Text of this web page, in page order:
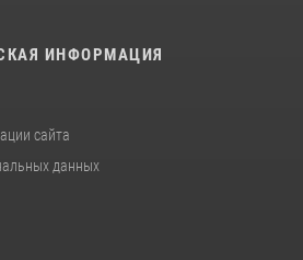
ИНФОРМАЦИЯ
сайта
данных